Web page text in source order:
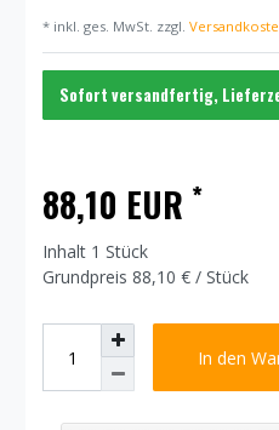
* inkl. ges. MwSt. zzgl.
Sofort versandfertig,
88,10 EUR *
Inhalt 1 Stück
Grundpreis 88,10 € / Stück
In den